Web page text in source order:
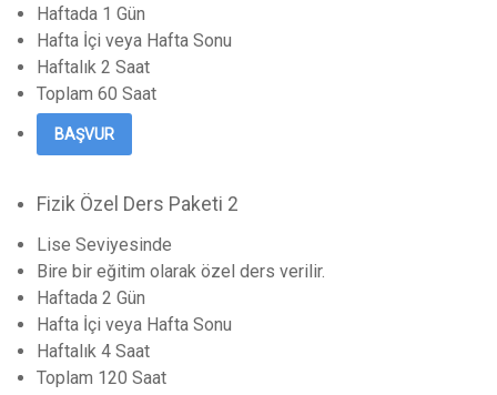
Haftada 1 Gün
Hafta İçi veya Hafta Sonu
Haftalık 2 Saat
Toplam 60 Saat
BAŞVUR
Fizik Özel Ders Paketi 2
Lise Seviyesinde
Bire bir eğitim olarak özel ders verilir.
Haftada 2 Gün
Hafta İçi veya Hafta Sonu
Haftalık 4 Saat
Toplam 120 Saat